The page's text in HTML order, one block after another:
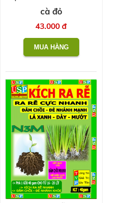
cà đỏ
43.000 đ